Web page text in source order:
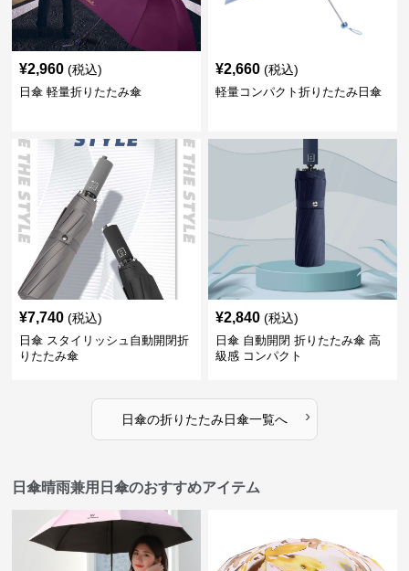
¥2,960 (税込)
日傘 軽量折りたたみ傘
¥2,660 (税込)
軽量コンパクト折りたたみ日傘
¥7,740 (税込)
日傘 スタイリッシュ自動開閉折
りたたみ傘
¥2,840 (税込)
日傘 自動開閉 折りたたみ傘 高
級感 コンパクト
日傘の折りたたみ日傘一覧へ ›
日傘晴雨兼用日傘のおすすめアイテム